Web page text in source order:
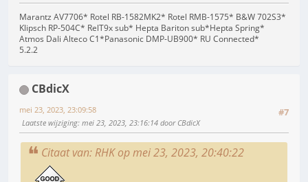
Marantz AV7706* Rotel RB-1582MK2* Rotel RMB-1575* B&W 702S3*
Klipsch RP-504C* RelT9x sub* Hepta Bariton sub*Hepta Spring*
Atmos Dali Alteco C1*Panasonic DMP-UB900* RU Connected*
5.2.2
CBdicX
#7
mei 23, 2023, 23:09:58
Laatste wijziging: mei 23, 2023, 23:16:14 door CBdicX
Citaat van: RHK op mei 23, 2023, 20:40:22